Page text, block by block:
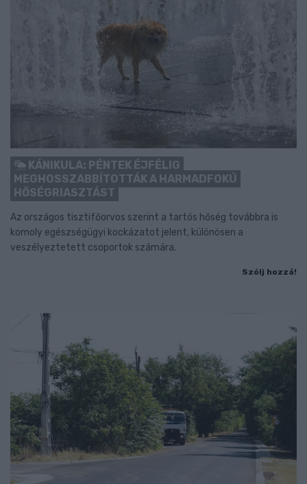
KÁNIKULA: PÉNTEK ÉJFÉLIG
MEGHOSSZABBÍTOTTÁK A HARMADFOKÚ
HŐSÉGRIASZTÁST
Az országos tisztifőorvos szerint a tartós hőség továbbra is
komoly egészségügyi kockázatot jelent, különösen a
veszélyeztetett csoportok számára.
Szólj hozzá!